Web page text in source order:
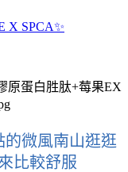
X SPCA✨
微風南山逛逛
比較舒服